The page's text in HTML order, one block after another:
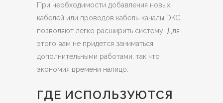
При необходимости добавления новых
кабелей или проводов кабель-каналы DKC
позволяют легко расширить систему. Для
этого вам не придется заниматься
дополнительными работами, так что
экономия времени налицо.
ГДЕ ИСПОЛЬЗУЮТСЯ